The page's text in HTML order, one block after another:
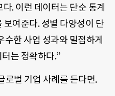
. 이런 데이터는 단순 통계
여준다. 성별 다양성이 단
한 사업 성과와 밀접하게
는 정확하다.”
로벌 기업 사례를 든다면.